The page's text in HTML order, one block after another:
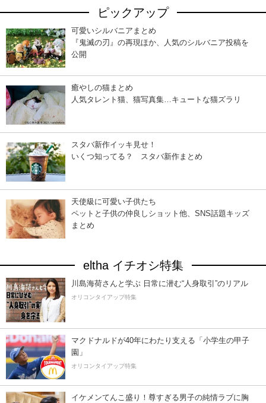
ピックアップ
可愛いシルバニアまとめ
『鬼滅の刃』の再現ほか、人気のシルバニア投稿を
公開
癒やしの猫まとめ
人気タレント猫、猫写真集…キュートな猫ズラリ
スタバ新作イッキ見せ！
いくつ知ってる？ スタバ新作まとめ
天使級に可愛い子供たち
ペットと子供の仲良しショット他、SNS話題キッズ
まとめ
eltha イチオシ特集
川島海荷さんと学ぶ 日常に潜む“人身取引”のリアル
オリコンタイアップ特集
マクドナルドが40年にわたり支える「小学生の甲子
園」
オリコンタイアップ特集
イケメンてんこ盛り！尊すぎる男子の純情ラブに胸